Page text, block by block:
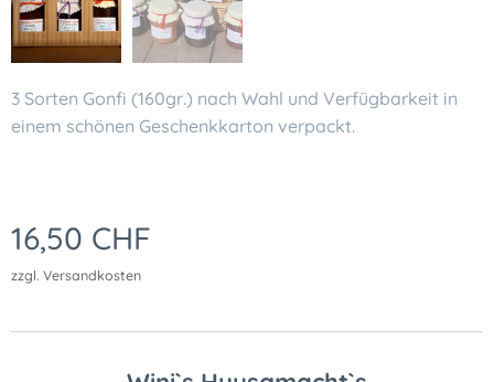
3 Sorten Gonfi (160gr.) nach Wahl und Verfügbarkeit in
einem schönen Geschenkkarton verpackt.
16,50 CHF
zzgl. Versandkosten